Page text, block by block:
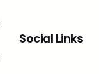
Social Links